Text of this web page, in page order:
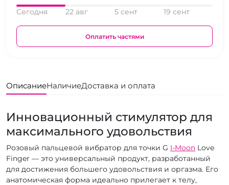
Сегодня 22 авг 5 сент 19 сент
Оплатить частями
ОписаниеНаличиеДоставка и оплата
Инновационный стимулятор для
максимального удовольствия
Розовый пальцевой вибратор для точки G I-Moon Love
Finger — это универсальный продукт, разработанный
для достижения большего удовольствия и оргазма. Его
анатомическая форма идеально прилегает к телу,